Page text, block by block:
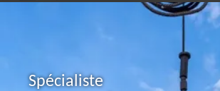
Spécialiste